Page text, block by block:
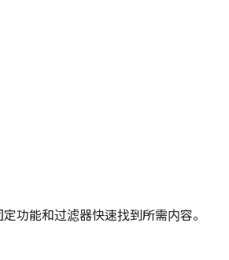
功能和过滤器快速找到所需内容。